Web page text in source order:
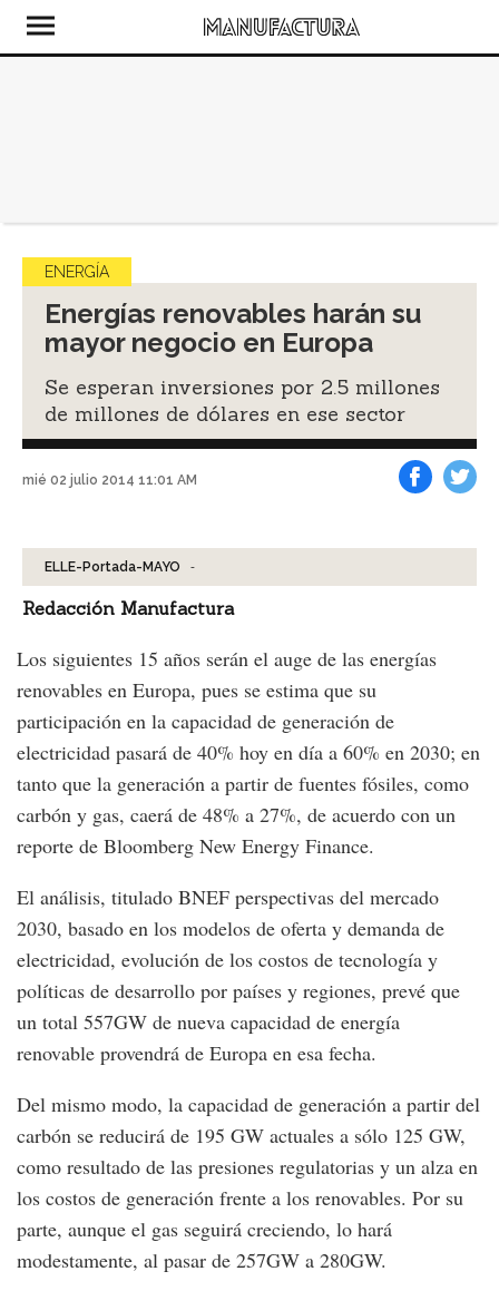
ENERGÍA
Energías renovables harán su
mayor negocio en Europa
Se esperan inversiones por 2.5 millones
de millones de dólares en ese sector
mié 02 julio 2014 11:01 AM
ELLE-Portada-MAYO -
Redacción Manufactura
Los siguientes 15 años serán el auge de las energías
renovables en Europa, pues se estima que su
participación en la capacidad de generación de
electricidad pasará de 40% hoy en día a 60% en 2030; en
tanto que la generación a partir de fuentes fósiles, como
carbón y gas, caerá de 48% a 27%, de acuerdo con un
reporte de Bloomberg New Energy Finance.
El análisis, titulado BNEF perspectivas del mercado
2030, basado en los modelos de oferta y demanda de
electricidad, evolución de los costos de tecnología y
políticas de desarrollo por países y regiones, prevé que
un total 557GW de nueva capacidad de energía
renovable provendrá de Europa en esa fecha.
Del mismo modo, la capacidad de generación a partir del
carbón se reducirá de 195 GW actuales a sólo 125 GW,
como resultado de las presiones regulatorias y un alza en
los costos de generación frente a los renovables. Por su
parte, aunque el gas seguirá creciendo, lo hará
modestamente, al pasar de 257GW a 280GW.